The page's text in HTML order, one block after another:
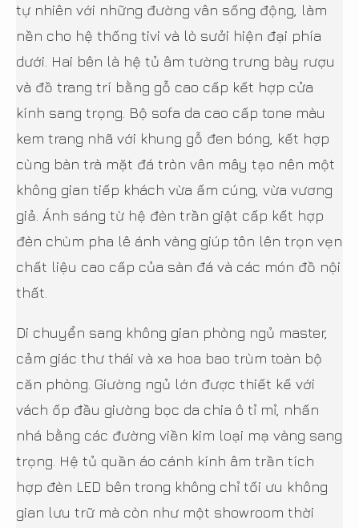
tự nhiên với những đường vân sống động, làm
nền cho hệ thống tivi và lò sưởi hiện đại phía
dưới. Hai bên là hệ tủ âm tường trưng bày rượu
và đồ trang trí bằng gỗ cao cấp kết hợp cửa
kính sang trọng. Bộ sofa da cao cấp tone màu
kem trang nhã với khung gỗ đen bóng, kết hợp
cùng bàn trà mặt đá tròn vân mây tạo nên một
không gian tiếp khách vừa ấm cúng, vừa vương
giả. Ánh sáng từ hệ đèn trần giật cấp kết hợp
đèn chùm pha lê ánh vàng giúp tôn lên trọn vẹn
chất liệu cao cấp của sàn đá và các món đồ nội
thất.
Di chuyển sang không gian phòng ngủ master,
cảm giác thư thái và xa hoa bao trùm toàn bộ
căn phòng. Giường ngủ lớn được thiết kế với
vách ốp đầu giường bọc da chia ô tỉ mỉ, nhấn
nhá bằng các đường viền kim loại mạ vàng sang
trọng. Hệ tủ quần áo cánh kính âm trần tích
hợp đèn LED bên trong không chỉ tối ưu không
gian lưu trữ mà còn như một showroom thời